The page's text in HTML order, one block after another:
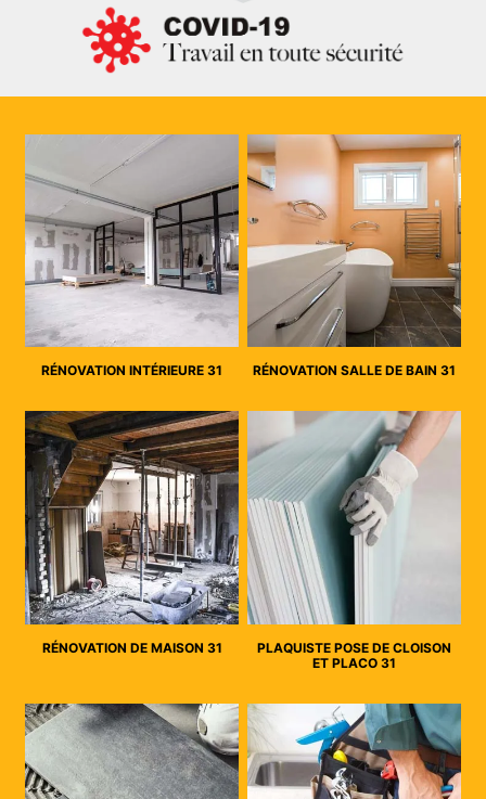
RÉNOVATION INTÉRIEURE 31 RÉNOVATION SALLE DE BAIN 31
RÉNOVATION DE MAISON 31
PLAQUISTE POSE DE CLOISON
ET PLACO 31